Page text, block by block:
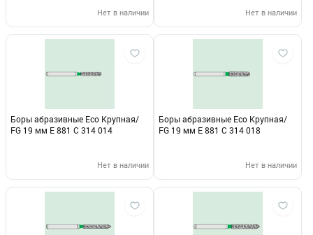
Нет в наличии Нет в наличии
Боры абразивные Eco Крупная/
FG 19 мм E 881 C 314 014
Нет в наличии
Боры абразивные Eco Крупная/
FG 19 мм E 881 C 314 018
Нет в наличии